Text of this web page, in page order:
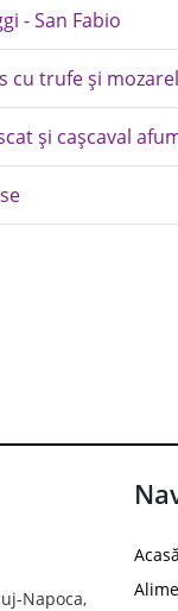
- San Fabio
cu trufe și
și cașcaval
Napoca,
Acasă